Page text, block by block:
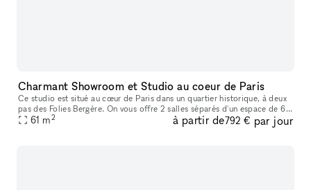
Charmant Showroom et Studio au coeur de Paris
Ce studio est situé au cœur de Paris dans un quartier historique, à deux
pas des Folies Bergère. On vous offre 2 salles séparés d'un espace de 65
m² bien équipé d'une cuisine, d'un toilette, d'un cy
61 m2 à partir de792 € par jour